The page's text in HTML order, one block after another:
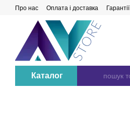
Перейти до основного контенту
Про нас Оплата і доставка Гарантії
Каталог